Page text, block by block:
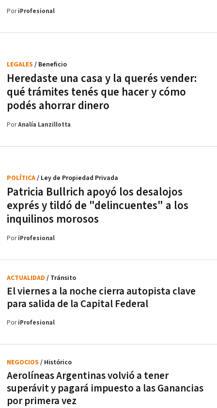
PoriProfesional
Heredaste una casa y la querés vender:
qué trámites tenés que hacer y cómo
podés ahorrar dinero
LEGALES / Beneficio
PorAnalía Lanzillotta
Patricia Bullrich apoyó los desalojos
exprés y tildó de "delincuentes" a los
inquilinos morosos
POLÍTICA/ Ley de Propiedad Privada
PoriProfesional
El viernes a la noche cierra autopista clave
para salida de la Capital Federal
ACTUALIDAD / Tránsito
PoriProfesional
Aerolíneas Argentinas volvió a tener
superávit y pagará impuesto a las Ganancias
por primera vez
NEGOCIOS / Histórico